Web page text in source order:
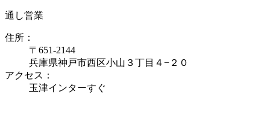
通し営業
住所：
〒651-2144
兵庫県神戸市西区小山３丁目４−２０
アクセス：
玉津インターすぐ